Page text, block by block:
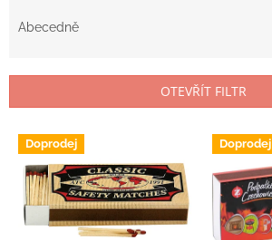
r
o
d
Abecedně
OTEVŘÍT FILTR
V Doprodej Doprodej